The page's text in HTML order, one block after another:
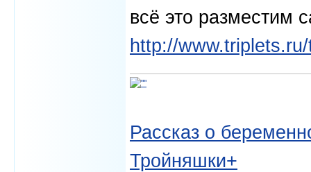
всё это разместим
http://
Рассказ о
Тройняшки+